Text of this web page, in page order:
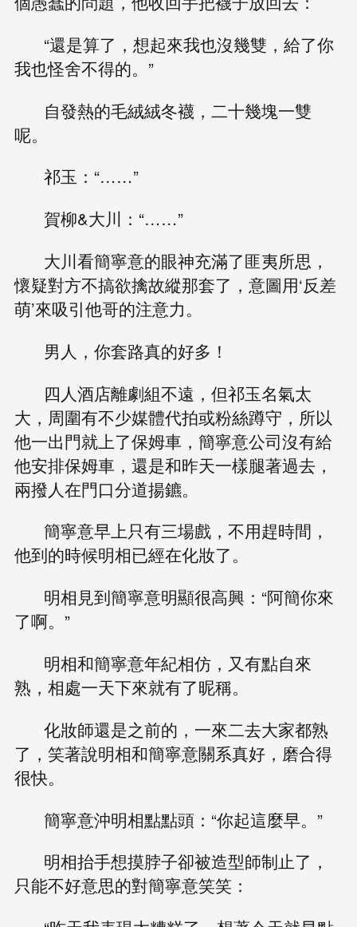
“還是算了，想起來我也沒幾雙，給了你
我也怪舍不得的。”
自發熱的毛絨絨冬襪，二十幾塊一雙
呢。
祁玉：“……”
賀柳&大川：“……”
大川看簡寧意的眼神充滿了匪夷所思，
懷疑對方不搞欲擒故縱那套了，意圖用‘反差
萌’來吸引他哥的注意力。
男人，你套路真的好多！
四人酒店離劇組不遠，但祁玉名氣太
大，周圍有不少媒體代拍或粉絲蹲守，所以
他一出門就上了保姆車，簡寧意公司沒有給
他安排保姆車，還是和昨天一樣腿著過去，
兩撥人在門口分道揚鑣。
簡寧意早上只有三場戲，不用趕時間，
他到的時候明相已經在化妝了。
明相見到簡寧意明顯很高興：“阿簡你來
了啊。”
明相和簡寧意年紀相仿，又有點自來
熟，相處一天下來就有了昵稱。
化妝師還是之前的，一來二去大家都熟
了，笑著說明相和簡寧意關系真好，磨合得
很快。
簡寧意沖明相點點頭：“你起這麼早。”
明相抬手想摸脖子卻被造型師制止了，
只能不好意思的對簡寧意笑笑：